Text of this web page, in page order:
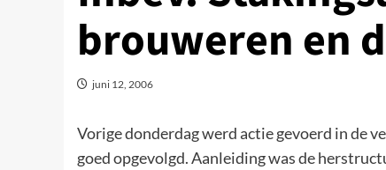
brouweren en
juni 12, 2006
Vorige donderdag werd actie gevoerd in de
goed opgevolgd. Aanleiding was de